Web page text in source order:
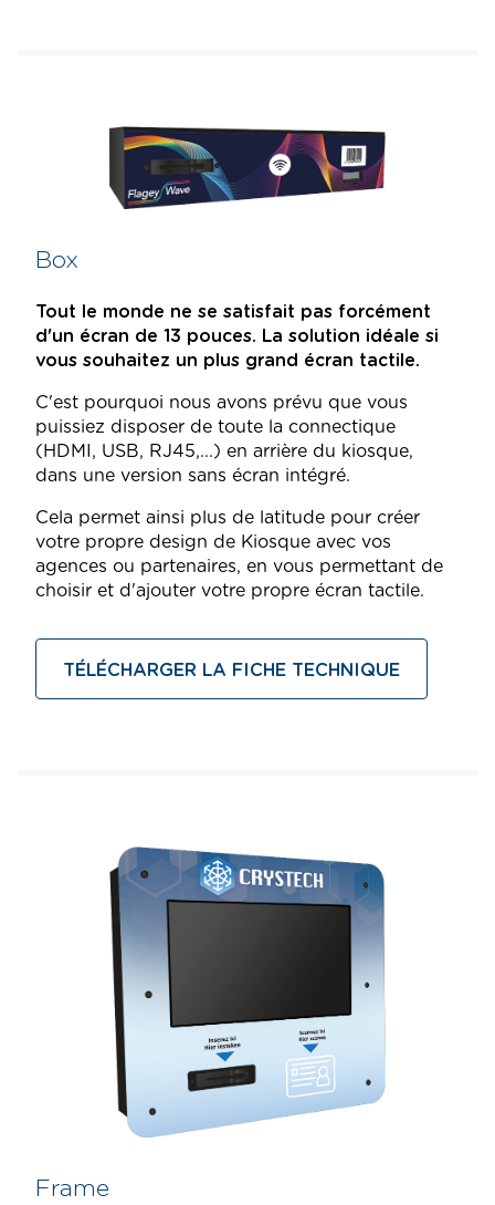
Box
Tout le monde ne se satisfait pas forcément
d'un écran de 13 pouces. La solution idéale si
vous souhaitez un plus grand écran tactile.
C'est pourquoi nous avons prévu que vous
puissiez disposer de toute la connectique
(HDMI, USB, RJ45,...) en arrière du kiosque,
dans une version sans écran intégré.
Cela permet ainsi plus de latitude pour créer
votre propre design de Kiosque avec vos
agences ou partenaires, en vous permettant de
choisir et d'ajouter votre propre écran tactile.
TÉLÉCHARGER LA FICHE TECHNIQUE
Frame